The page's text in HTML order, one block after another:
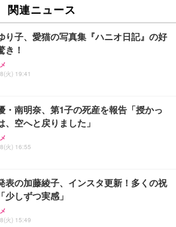
ア 人間工学 疲れない ブラック
オフィスチェア デスクチェア 疲れない テレ
チェア 強化バックレスト 30度ロッキング機
工学 椅子 腰サポート 90度跳ね上げ式アーム
しゃれ パソコンチェア (ブラック)
オフィスチェア デスクチェア 疲れない テレ
チェア 強化バックレスト 30度ロッキング機
工学 椅子 腰サポート 90度跳ね上げ式アーム
しゃれ パソコンチェア (ホワイト)
オフィスチェア デスクチェア 肘なし メ
通気性 ランバーサポート付き 腰サポート ガ
階昇降 360度回転 キャスター付き コンパク
】27"ゲーミングモニター DualSense 充電
き（CFI-ZDM1J）
み品】Dell E2724HS 27インチ 液晶モニタ
HD（1920×1080）VA 非光沢 HDMI/DisplayP
スピーカー内蔵 高さ調整 スイベル VESA対
24.5inch/280Hz/FHD】GRAPHT THE S
Gaming Monitor 24” Essential ゲーミン
ー QD 24.5インチ 1ms FHD 量子ドット 残
枚) ホワイト(吸収面:ライトブルー)
ーライフ ネオ・オムツ L 中型犬用 26枚入
スマートベーシック) 【Amazon.co.jp
Smart Basic アイリスオーヤマ ペットシーツ
お徳用 ワイド 100枚入 (x 1) (ケース販売)
オーヤマ ペットシーツ 超厚型 お徳用 レギ
200枚入【Amazon.co.jp限定】
関連ニュース
り子、愛猫の写真集『ハニオ日記』の好
き！
火) 19:41
・南明奈、第1子の死産を報告「授かっ
、空へと戻りました」
火) 16:55
表の加藤綾子、インスタ更新！多くの祝
少しずつ実感」
火) 15:49